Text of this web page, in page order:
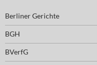
Berliner Gerichte
BGH
BVerfG